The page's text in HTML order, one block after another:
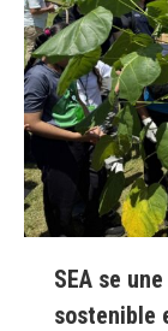
SEA se
sostenible